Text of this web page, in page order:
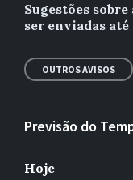
Sugestões
ser enviadas
OUTROS AVISOS
Previsão do
Hoje